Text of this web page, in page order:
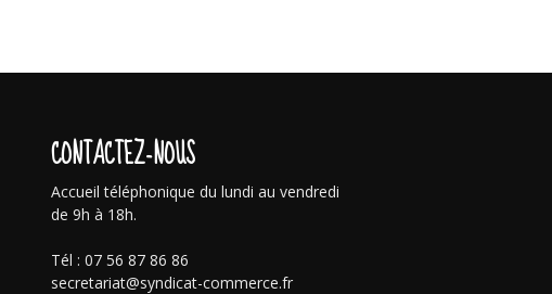
CONTACTEZ-NOUS
Accueil téléphonique du lundi au vendredi
de 9h à 18h.
Tél : 07 56 87 86 86
secretariat@syndicat-commerce.fr